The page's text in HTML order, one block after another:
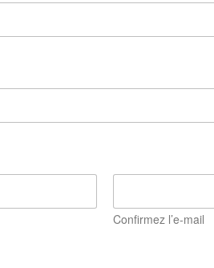
Confirmez l’e-mail